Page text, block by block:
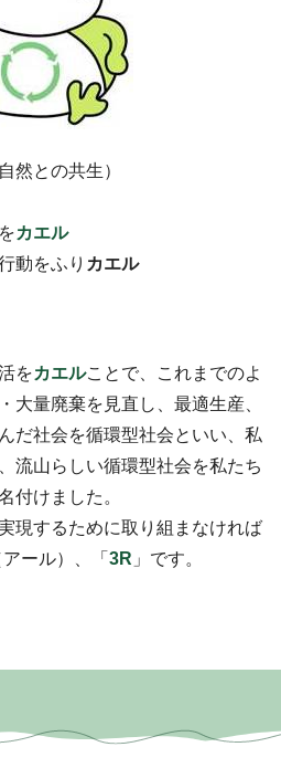
然との共生）
カエル
動をふり カエル
をカエルことで、これまでのよ
大量廃棄を見直し、最適生産、
だ社会を循環型社会といい、私
流山らしい循環型社会を私たち
付けました。
現するために取り組まなければ
ール）、「 3R 」です。